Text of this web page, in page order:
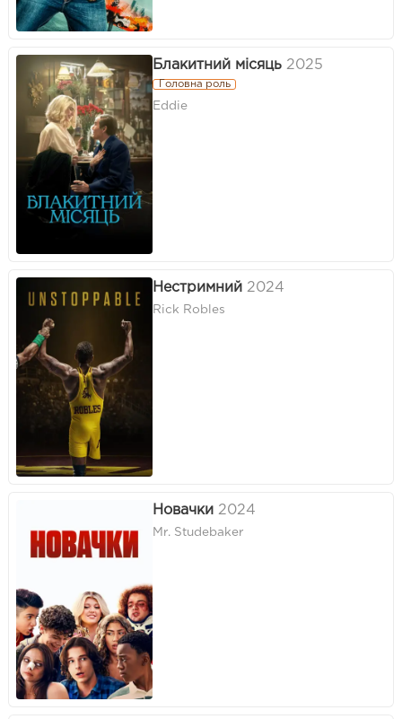
Блакитний місяць 2025
Головна роль
Eddie
Нестримний 2024
Rick Robles
Новачки 2024
Mr. Studebaker